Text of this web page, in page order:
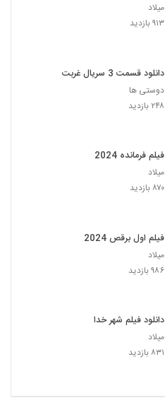
میلاد
۹۱۳ بازدید
دانلود قسمت 3 سریال غربت
دوستی ها
۲۴۸ بازدید
فیلم فرمانده 2024
میلاد
۸۷۰ بازدید
فیلم اول برقص 2024
میلاد
۹۸۶ بازدید
دانلود فیلم شهر خدا
میلاد
۸۳۱ بازدید